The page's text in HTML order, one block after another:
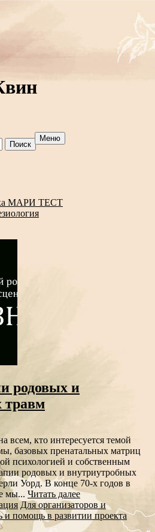
Меню
МАРИ ТЕСТ
родовых и
травм
всем, кто интересуется темой
базовых пренатальных матриц
психологией и собственным
родовых и внутриутробных
Уорд. В конце 70-х годов в
мы... Читать далее
Для организаторов и
и помощь в развитии проекта